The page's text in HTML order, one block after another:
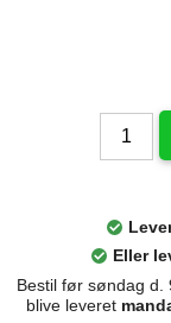
Eller
Bestil før søndag d.
blive leveret